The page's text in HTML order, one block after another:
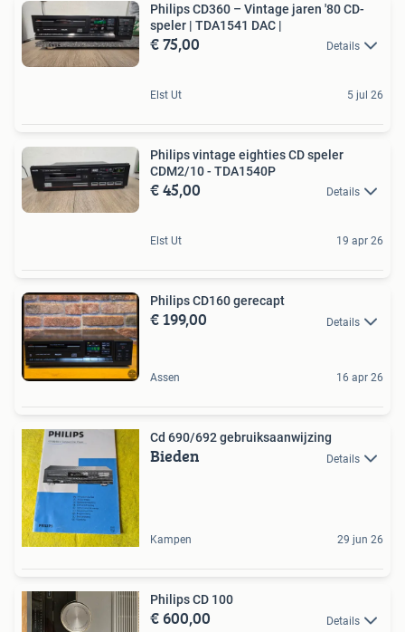
Philips CD360 – Vintage jaren '80 CD-
speler | TDA1541 DAC |
€ 75,00 Details
Elst Ut 5 jul 26
Philips vintage eighties CD speler
CDM2/10 - TDA1540P
€ 45,00 Details
Elst Ut 19 apr 26
Philips CD160 gerecapt
€ 199,00 Details
Assen 16 apr 26
Cd 690/692 gebruiksaanwijzing
Bieden Details
Kampen 29 jun 26
Philips CD 100
€ 600,00 Details